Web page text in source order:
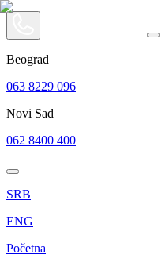
Beograd
063 8229 096
Novi Sad
062 8400 400
SRB
ENG
Početna